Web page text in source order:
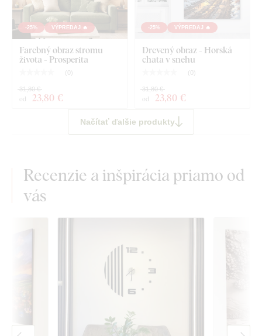
-25% VÝPREDAJ 🔥
Farebný obraz stromu
života - Prosperita
( 0)
od 23,80 €
31,80 €
-25% VÝPREDAJ 🔥
Drevený obraz - Horská
chata v snehu
( 0)
od 23,80 €
31,80 €
Načítať ďalšie produkty
Recenzie a inšpirácia priamo od
vás